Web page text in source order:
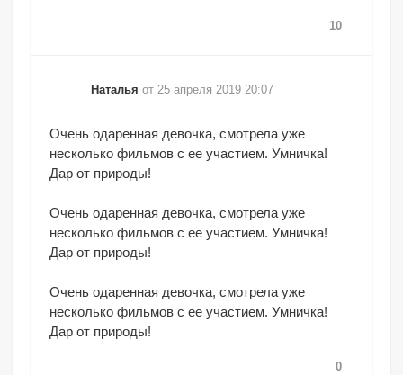
10
Наталья от 25 апреля 2019 20:07
0
Очень одаренная девочка, смотрела уже
несколько фильмов с ее участием. Умничка!
Дар от природы!
Очень одаренная девочка, смотрела уже
несколько фильмов с ее участием. Умничка!
Дар от природы!
Очень одаренная девочка, смотрела уже
несколько фильмов с ее участием. Умничка!
Дар от природы!